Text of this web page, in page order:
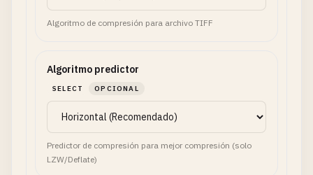
Algoritmo de compresión para archivo TIFF
Algoritmo predictor
SELECT OPCIONAL
Predictor de compresión para mejor compresión (solo
LZW/Deflate)